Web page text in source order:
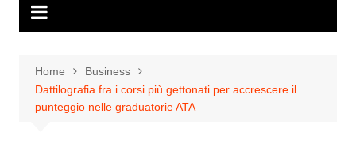
Home
Business
Dattilografia fra i corsi più gettonati per accrescere il
punteggio nelle graduatorie ATA